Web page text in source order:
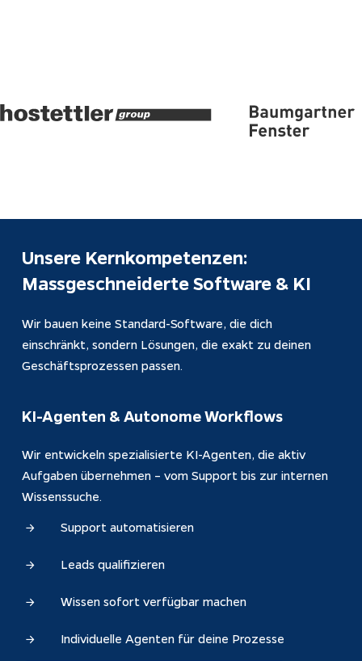
Unsere Kernkompetenzen:
Massgeschneiderte Software & KI
Wir bauen keine Standard-Software, die dich
einschränkt, sondern Lösungen, die exakt zu deinen
Geschäftsprozessen passen.
KI-Agenten & Autonome Workflows
Wir entwickeln spezialisierte KI-Agenten, die aktiv
Aufgaben übernehmen – vom Support bis zur internen
Wissenssuche.
Support automatisieren
Leads qualifizieren
Wissen sofort verfügbar machen
Individuelle Agenten für deine Prozesse